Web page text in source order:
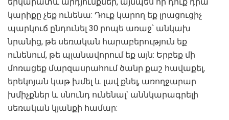
երկարատև արդյունքներ, այնպես որ դուք դրա
կարիքը չեք ունենա: Դուք կարող եք լրացուցիչ
պարկուճ ընդունել 30 րոպե առաջ՝ անկախ
նրանից, թե սեռական հարաբերություն եք
ունենում, թե պլանավորում եք այն: Երբեք մի
մոռացեք մարզասրահում ծանր քաշ հավաքել,
երեկոյան կաթ խմել և լավ քնել, առողջարար
խմիչքներ և սնունդ ունենալ՝ աննկարագրելի
սեռական կյանքի համար: